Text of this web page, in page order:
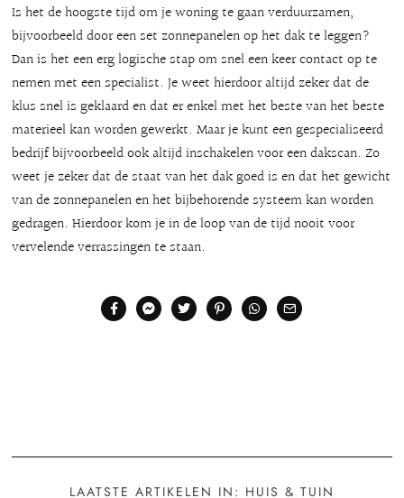
Is het de hoogste tijd om je woning te gaan verduurzamen,
bijvoorbeeld door een set zonnepanelen op het dak te leggen?
Dan is het een erg logische stap om snel een keer contact op te
nemen met een specialist. Je weet hierdoor altijd zeker dat de
klus snel is geklaard en dat er enkel met het beste van het beste
materieel kan worden gewerkt. Maar je kunt een gespecialiseerd
bedrijf bijvoorbeeld ook altijd inschakelen voor een dakscan. Zo
weet je zeker dat de staat van het dak goed is en dat het gewicht
van de zonnepanelen en het bijbehorende systeem kan worden
gedragen. Hierdoor kom je in de loop van de tijd nooit voor
vervelende verrassingen te staan.
LAATSTE ARTIKELEN IN: HUIS & TUIN